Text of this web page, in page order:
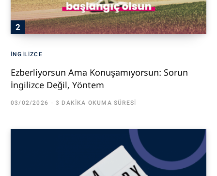
İNGILIZCE
Ezberliyorsun Ama Konuşamıyorsun: Sorun
İngilizce Değil, Yöntem
03/02/2026 3 DAKIKA OKUMA SÜRESI